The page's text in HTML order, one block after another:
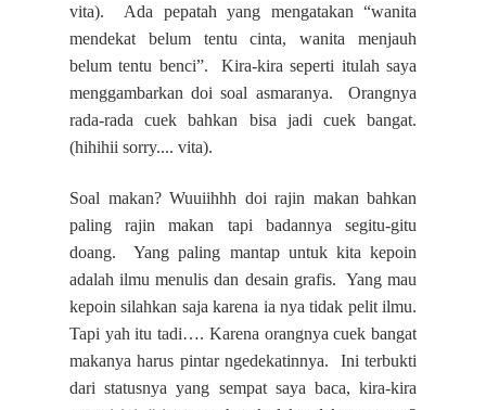
vita). Ada pepatah yang mengatakan “wanita
mendekat belum tentu cinta, wanita menjauh
belum tentu benci”. Kira-kira seperti itulah saya
menggambarkan doi soal asmaranya. Orangnya
rada-rada cuek bahkan bisa jadi cuek bangat.
(hihihii sorry.... vita).
Soal makan? Wuuiihhh doi rajin makan bahkan
paling rajin makan tapi badannya segitu-gitu
doang.Yang paling mantap untuk kita kepoin
adalah ilmu menulis dan desain grafis. Yang mau
kepoin silahkan saja karena ia nya tidak pelit ilmu.
Tapi yah itu tadi…. Karena orangnya cuek bangat
makanya harus pintar ngedekatinnya. Ini terbukti
dari statusnya yang sempat saya baca, kira-kira